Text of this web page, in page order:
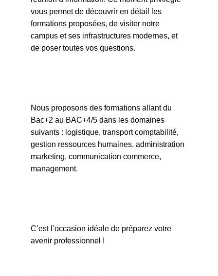
vous permet de découvrir en détail les
formations proposées, de visiter notre
campus et ses infrastructures modernes, et
de poser toutes vos questions.
Nous proposons des formations allant du
Bac+2 au BAC+4/5 dans les domaines
suivants : logistique, transport comptabilité,
gestion ressources humaines, administration
marketing, communication commerce,
management.
C’est l’occasion idéale de préparez votre
avenir professionnel !